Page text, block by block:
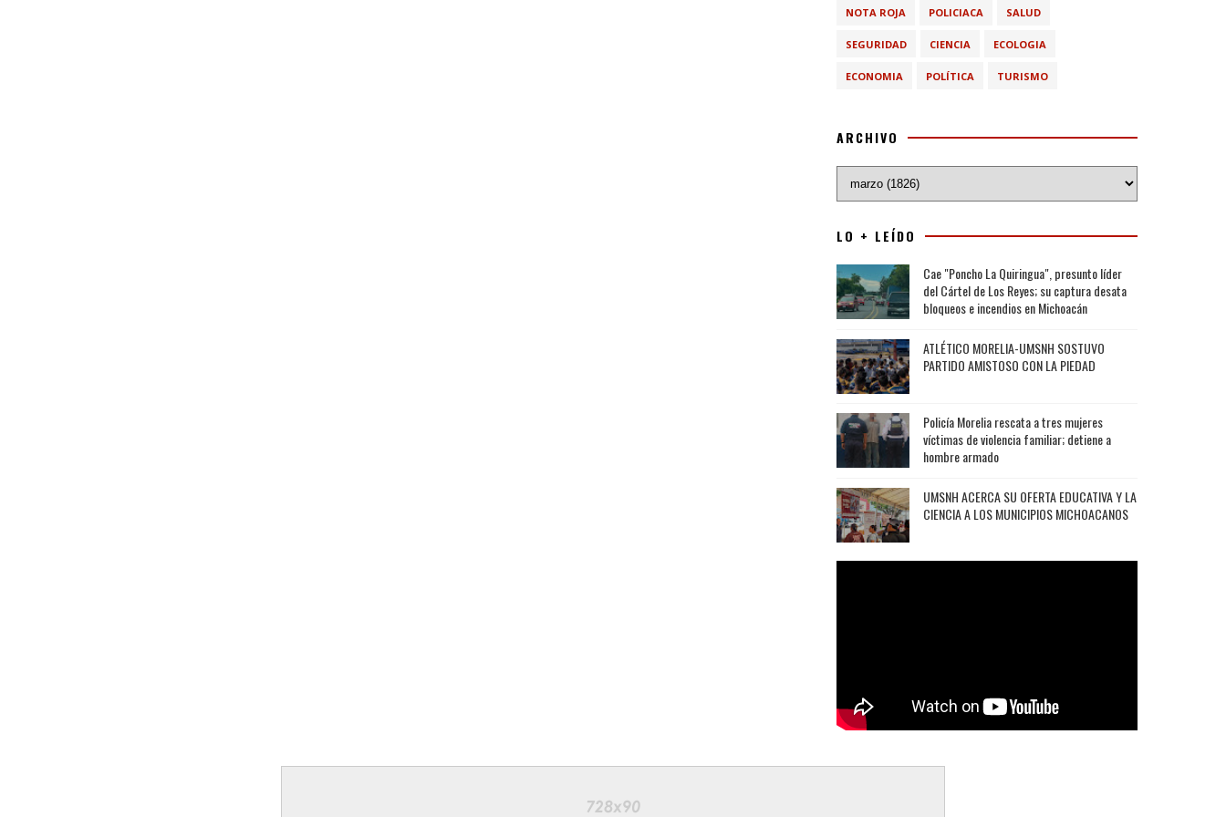
NOTA ROJA POLICIACA SALUD
SEGURIDAD CIENCIA ECOLOGIA
ECONOMIA POLÍTICA TURISMO
ARCHIVO
LO + LEÍDO
Cae "Poncho La Quiringua", presunto líder
del Cártel de Los Reyes; su captura desata
bloqueos e incendios en Michoacán
ATLÉTICO MORELIA-UMSNH SOSTUVO
PARTIDO AMISTOSO CON LA PIEDAD
Policía Morelia rescata a tres mujeres
víctimas de violencia familiar; detiene a
hombre armado
UMSNH ACERCA SU OFERTA EDUCATIVA Y LA
CIENCIA A LOS MUNICIPIOS MICHOACANOS